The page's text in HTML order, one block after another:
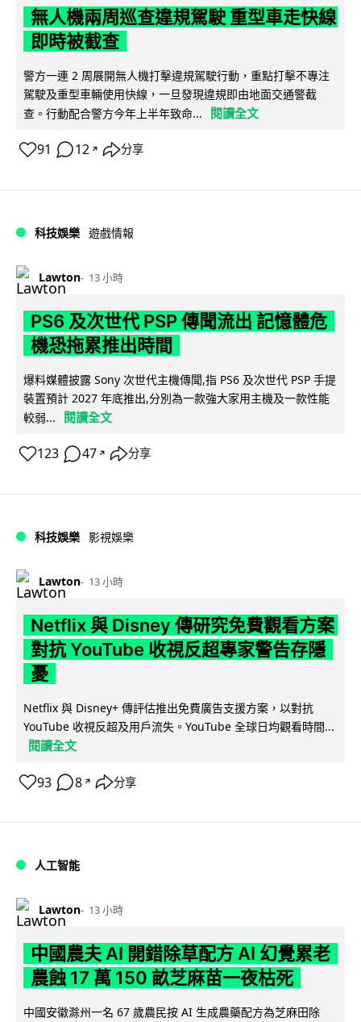
無人機兩周巡查違規駕駛 重型車走快線
即時被截查
警方一連 2 周展開無人機打擊違規駕駛行動，重點打擊不專注
駕駛及重型車輛使用快線，一旦發現違規即由地面交通警截
查。行動配合警方今年上半年致命...
閱讀全文
91 12 ↗ 分享
科技娛樂 遊戲情報
Lawton 13 小時
PS6 及次世代 PSP 傳聞流出 記憶體危
機恐拖累推出時間
爆料媒體披露 Sony 次世代主機傳聞,指 PS6 及次世代 PSP 手提
裝置預計 2027 年底推出,分別為一款強大家用主機及一款性能
較弱...
閱讀全文
123 47 ↗ 分享
科技娛樂 影視娛樂
Lawton 13 小時
Netflix 與 Disney 傳研究免費觀看方案
對抗 YouTube 收視反超專家警告存隱
憂
Netflix 與 Disney+ 傳評估推出免費廣告支援方案，以對抗
YouTube 收視反超及用戶流失。YouTube 全球日均觀看時間...
閱讀全文
93 8 ↗ 分享
人工智能
Lawton 13 小時
中國農夫 AI 開錯除草配方 AI 幻覺累老
農蝕 17 萬 150 畝芝麻苗一夜枯死
中國安徽滁州一名 67 歲農民按 AI 生成農藥配方為芝麻田除